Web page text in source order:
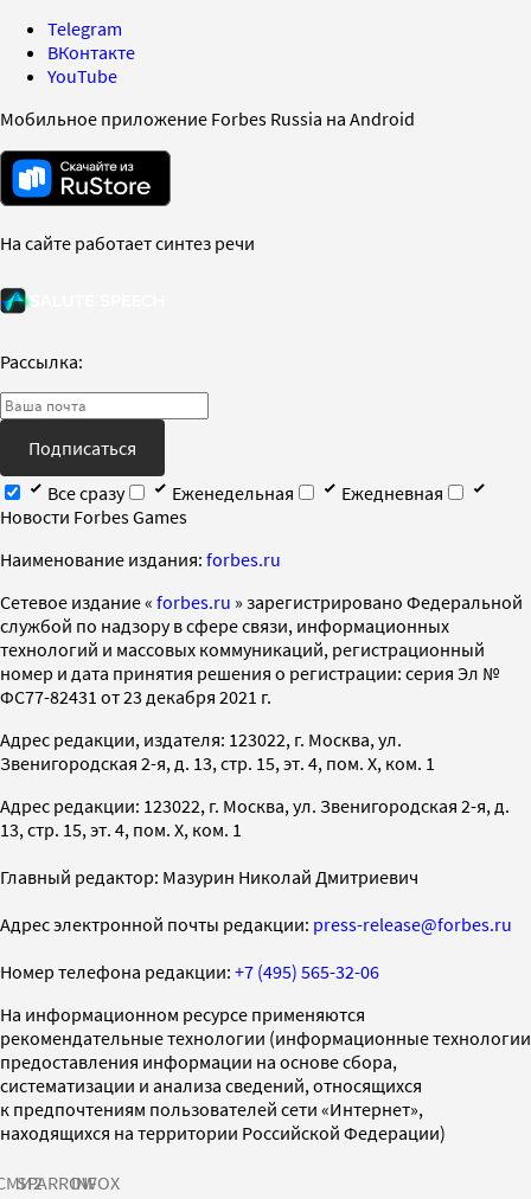
Telegram
ВКонтакте
YouTube
Мобильное приложение Forbes Russia на Android
На сайте работает синтез речи
Рассылка:
Подписаться
Все сразу
Еженедельная
Ежедневная
Новости Forbes Games
Наименование издания: forbes.ru
Cетевое издание « forbes.ru » зарегистрировано Федеральной
службой по надзору в сфере связи, информационных
технологий и массовых коммуникаций, регистрационный
номер и дата принятия решения о регистрации: серия Эл №
ФС77-82431 от 23 декабря 2021 г.
Адрес редакции, издателя: 123022, г. Москва, ул.
Звенигородская 2-я, д. 13, стр. 15, эт. 4, пом. X, ком. 1
Адрес редакции: 123022, г. Москва, ул. Звенигородская 2-я, д.
13, стр. 15, эт. 4, пом. X, ком. 1
Главный редактор: Мазурин Николай Дмитриевич
Адрес электронной почты редакции: press-release@forbes.ru
Номер телефона редакции: +7 (495) 565-32-06
На информационном ресурсе применяются
рекомендательные технологии (информационные технологии
предоставления информации на основе сбора,
систематизации и анализа сведений, относящихся
к предпочтениям пользователей сети «Интернет»,
находящихся на территории Российской Федерации)
SPARROWINFOX